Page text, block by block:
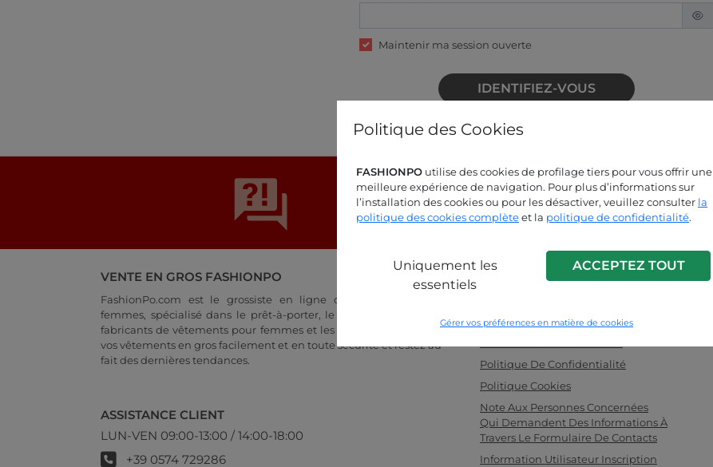
Politique des Cookies
FASHIONPO utilise des cookies de profilage tiers pour vous offrir une
meilleure expérience de navigation. Pour plus d’informations sur
l’installation des cookies ou pour les désactiver, veuillez consulter la
politique des cookies complèteet la politique de confidentialité.
Uniquement les
essentiels
ACCEPTEZ TOUT
Gérer vos préférences en matière de cookies
Maintenir ma session ouverte
IDENTIFIEZ-VOUS
Mot de passe oublié?
Cherchez-vous des réponses?
Consultez notre page FAQ !
VENTE EN GROS FASHIONPO
FashionPo.com est le grossiste en ligne de vêtements pour
femmes, spécialisé dans le prêt-à-porter, le lien idéal entre les
fabricants de vêtements pour femmes et les détaillants. Achetez
vos vêtements en gros facilement et en toute sécurité et restez au
fait des dernières tendances.
ASSISTANCE CLIENT
LUN-VEN 09:00-13:00 / 14:00-18:00
+39 0574 729286
Contactez-Nous
Politique De Confidentialité
Politique Cookies
Note Aux Personnes Concernées
Qui Demandent Des Informations À
Travers Le Formulaire De Contacts
Information Utilisateur Inscription